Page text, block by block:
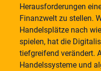
Herausforderungen
Finanzwelt zu stellen.
Handelsplätze nach
spielen, hat die
tiefgreifend verändert.
Handelssysteme und